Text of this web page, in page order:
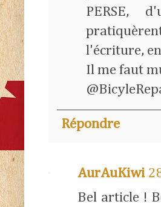
PERSE,
l'écriture,
Il me faut
Répondre
AurAuKiwi
Bel article !